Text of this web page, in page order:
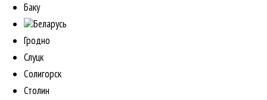
Баку
Беларусь
Гродно
Слуцк
Солигорск
Столин